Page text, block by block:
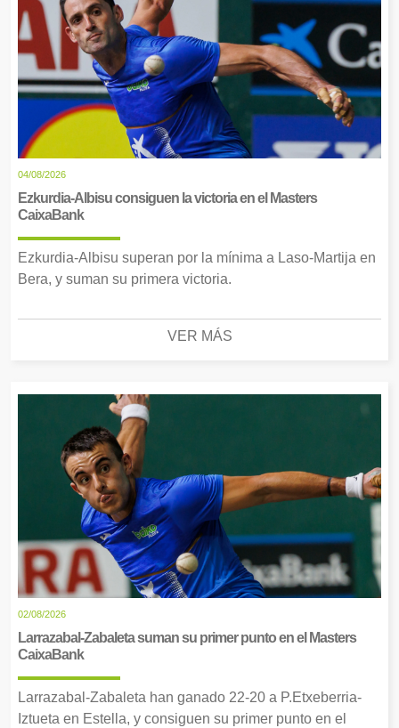
04/08/2026
Ezkurdia-Albisu consiguen la victoria en el Masters
CaixaBank
Ezkurdia-Albisu superan por la mínima a Laso-Martija en
Bera, y suman su primera victoria.
VER MÁS
02/08/2026
Larrazabal-Zabaleta suman su primer punto en el Masters
CaixaBank
Larrazabal-Zabaleta han ganado 22-20 a P.Etxeberria-
Iztueta en Estella, y consiguen su primer punto en el